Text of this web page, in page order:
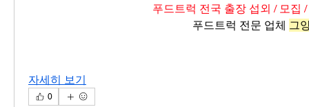
푸드트럭 전국 출장 섭외 / 모집
푸드트럭 전문 업체 그
자세히 보기
0